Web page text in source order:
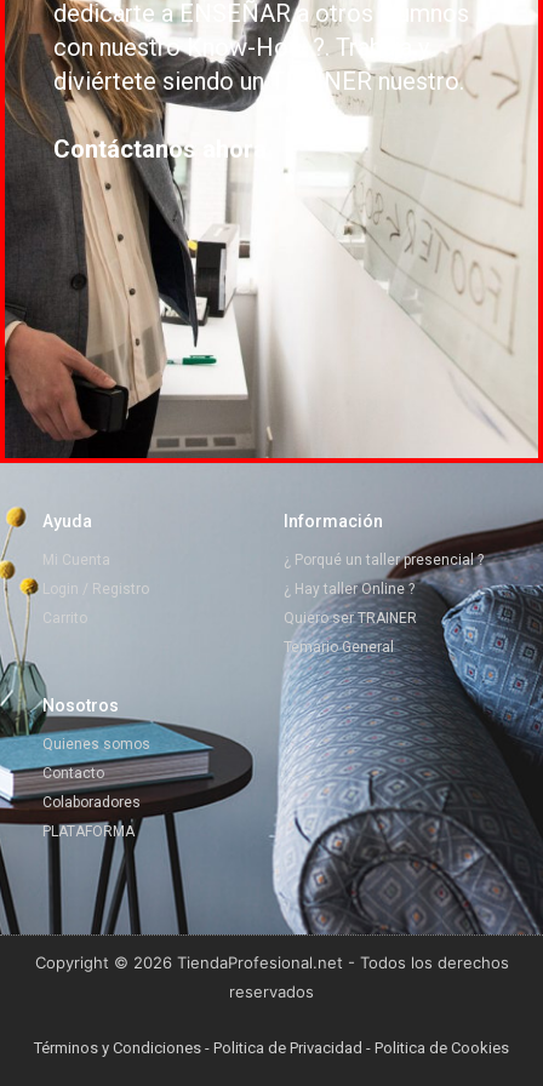
dedicarte a ENSEÑAR a otros alumnos
con nuestro Know-How ?. Trabaja y
diviértete siendo un TRAINER nuestro.
Contáctanos ahora
Ayuda
Mi Cuenta
Login / Registro
Carrito
Información
¿ Porqué un taller presencial ?
¿ Hay taller Online ?
Quiero ser TRAINER
Temario General
Nosotros
Quienes somos
Contacto
Colaboradores
PLATAFORMA
Copyright © 2026 TiendaProfesional.net - Todos los derechos
reservados
Términos y Condiciones - Politica de Privacidad - Politica de Cookies